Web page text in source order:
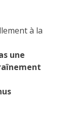
à la
une